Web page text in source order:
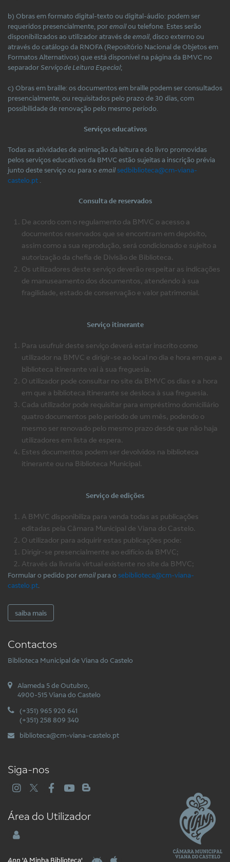
b) Obras em formato digital-texto ou digital-áudio: podem ser
requeridos presencialmente, poremailou telefone. Estes serão
disponibilizados ao utilizador através deemail, disco externo ou
através do catálogo da RNOFA (Repositório Nacional de Objetos em
Formatos Alternativos) que está disponível na página da BMVC no
separadorServiço de Leitura Especial;
c) Obras em braille: os documentos em braille podem ser consultados
presencialmente, ou requisitados pelo prazo de 30 dias, com
possibilidade de renovação pelo mesmo período.
Serviços educativos
Todas as atividades de animação da leitura e do livro promovidas
pelos serviços educativos da BMVC estão sujeitas a inscrição prévia
junto deste serviço ou para o emailsedbiblioteca@cm-viana-
castelo.pt
Consulta de reservados
De acordo com o regulamento da BMVC o acesso a
documentos reservados que se encontram em depósito,
assim como a sua reprodução, será condicionado e sujeito a
autorização da chefia de Divisão de Biblioteca.
Os utilizadores deste serviço deverão respeitar as indicações
de manuseamento dos documentos, atendendo à sua
fragilidade, estado de conservação e valor patrimonial.
Serviço itinerante
Para usufruir deste serviço deverá estar inscrito como
utilizador na BMVC e dirigir-se ao local no dia e hora em que a
biblioteca itinerante vai à sua freguesia.
O utilizador pode consultar no site da BMVC os dias e a hora
em que a biblioteca itinerante se desloca à sua freguesia.
Cada utilizador pode requisitar para empréstimo domiciliário
quatro documentos pelo período de um mês, podendo o
mesmo ser renovado pelo mesmo prazo desde que não haja
utilizadores em lista de espera.
Estes documentos podem ser devolvidos na biblioteca
itinerante ou na Biblioteca Municipal.
Serviço de edições
A BMVC disponibiliza para venda todas as publicações
editadas pela Câmara Municipal de Viana do Castelo.
O utilizador para adquirir estas publicações pode:
Dirigir-se presencialmente ao edifício da BMVC;
Através da livraria virtual existente no site da BMVC;
Formular o pedido poremailpara o sebiblioteca@cm-viana-
castelo.pt
saiba mais
Contactos
Biblioteca Municipal de Viana do Castelo
Alameda 5 de Outubro,
4900-515 Viana do Castelo
(+351) 965 920 641
(+351) 258 809 340
biblioteca@cm-viana-castelo.pt
Siga-nos
Área do Utilizador
App 'A Minha Biblioteca'